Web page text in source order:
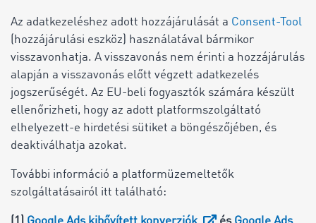
Az adatkezeléshez adott hozzájárulását a Consent-Tool
(hozzájárulási eszköz) használatával bármikor
visszavonhatja. A visszavonás nem érinti a hozzájárulás
alapján a visszavonás előtt végzett adatkezelés
jogszerűségét. Az EU-beli fogyasztók számára készült
ellenőrizheti, hogy az adott platformszolgáltató
elhelyezett-e hirdetési sütiket a böngészőjében, és
deaktiválhatja azokat.
További információ a platformüzemeltetők
szolgáltatásairól itt található: